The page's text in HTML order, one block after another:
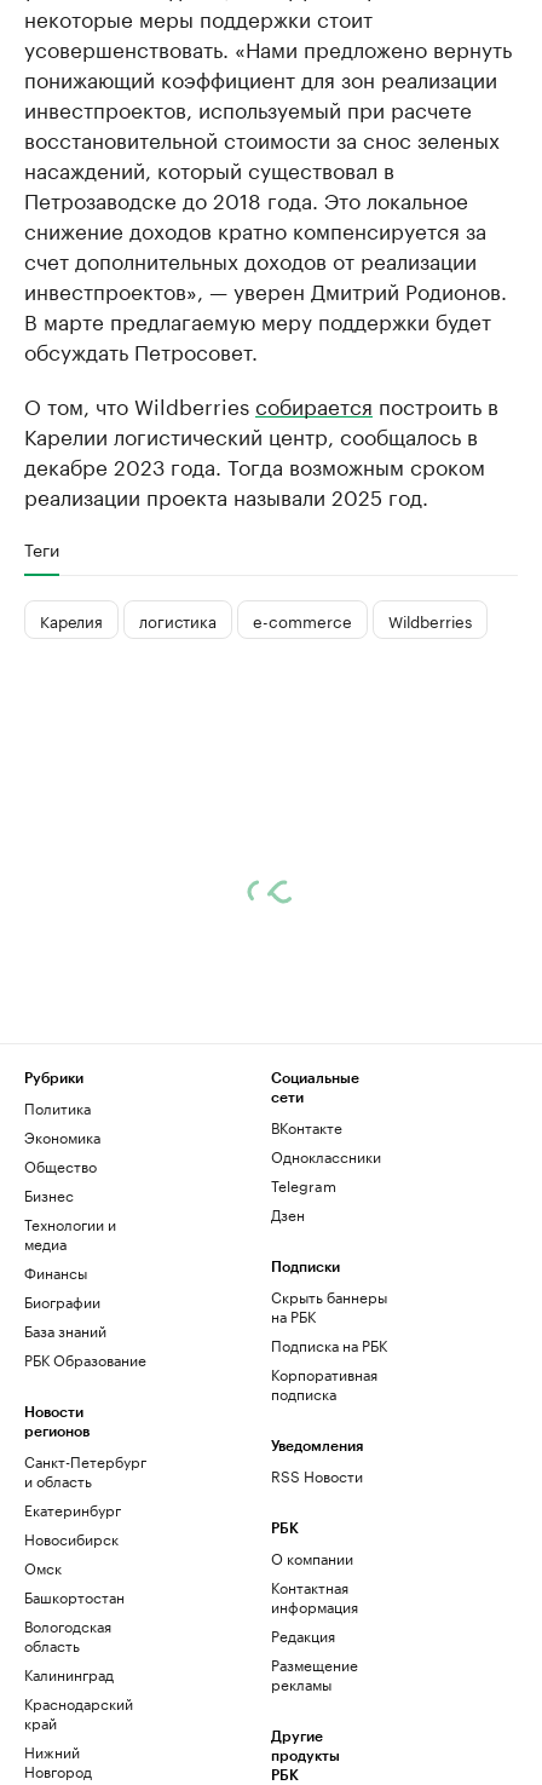
некоторые меры поддержки стоит
усовершенствовать. «Нами предложено вернуть
понижающий коэффициент для зон реализации
инвестпроектов, используемый при расчете
восстановительной стоимости за снос зеленых
насаждений, который существовал в
Петрозаводске до 2018 года. Это локальное
снижение доходов кратно компенсируется за
счет дополнительных доходов от реализации
инвестпроектов», — уверен Дмитрий Родионов.
В марте предлагаемую меру поддержки будет
обсуждать Петросовет.
О том, что Wildberriesсобирается построить в
Карелии логистический центр, сообщалось в
декабре 2023 года. Тогда возможным сроком
реализации проекта называли 2025 год.
Теги
Карелия логистика e-commerce Wildberries
Рубрики
Политика
Экономика
Общество
Бизнес
Технологии и
медиа
Финансы
Биографии
База знаний
РБК Образование
Новости
регионов
Санкт-Петербург
и область
Екатеринбург
Новосибирск
Омск
Башкортостан
Вологодская
область
Калининград
Краснодарский
край
Нижний
Новгород
Социальные
сети
ВКонтакте
Одноклассники
Telegram
Дзен
Подписки
Скрыть баннеры
на РБК
Подписка на РБК
Корпоративная
подписка
Уведомления
RSS Новости
РБК
О компании
Контактная
информация
Редакция
Размещение
рекламы
Другие
продукты
РБК